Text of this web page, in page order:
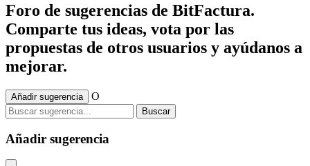
Foro de sugerencias de BitFactura.
Comparte tus ideas, vota por las
propuestas de otros usuarios y ayúdanos a
mejorar.
Añadir sugerencia O
Buscar
Añadir sugerencia